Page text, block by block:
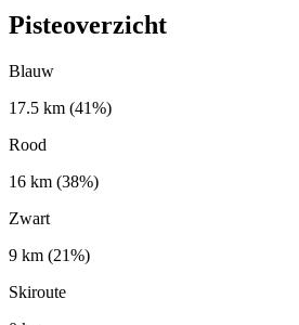
Pisteoverzicht
Blauw
17.5 km (41%)
Rood
16 km (38%)
Zwart
9 km (21%)
Skiroute